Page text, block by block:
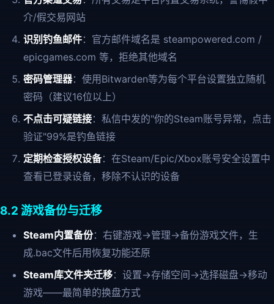
介/假交易网站
识别钓鱼邮件：官方邮件域名是 steampowered.com /
epicgames.com 等，拒绝其他域名
密码管理器：使用Bitwarden等为每个平台设置独立随机
密码（建议16位以上）
不点击可疑链接：私信中发的"你的Steam账号异常，点击
验证"99%是钓鱼链接
定期检查授权设备：在Steam/Epic/Xbox账号安全设置中
查看已登录设备，移除不认识的设备
8.2 游戏备份与迁移
Steam内置备份：右键游戏→管理→备份游戏文件，生
成.bac文件后用恢复功能还原
Steam库文件夹迁移：设置→存储空间→选择磁盘→移动
游戏——最简单的换盘方式